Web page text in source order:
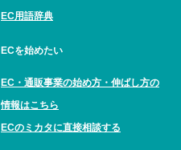
EC用語辞典
ECを始めたい
EC・通販事業の始め方・伸ばし方の
情報はこちら
ECのミカタに直接相談する